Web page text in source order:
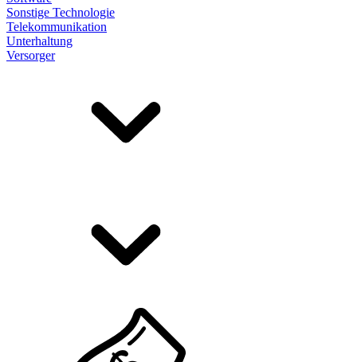
Sonstige Technologie
Telekommunikation
Unterhaltung
Versorger